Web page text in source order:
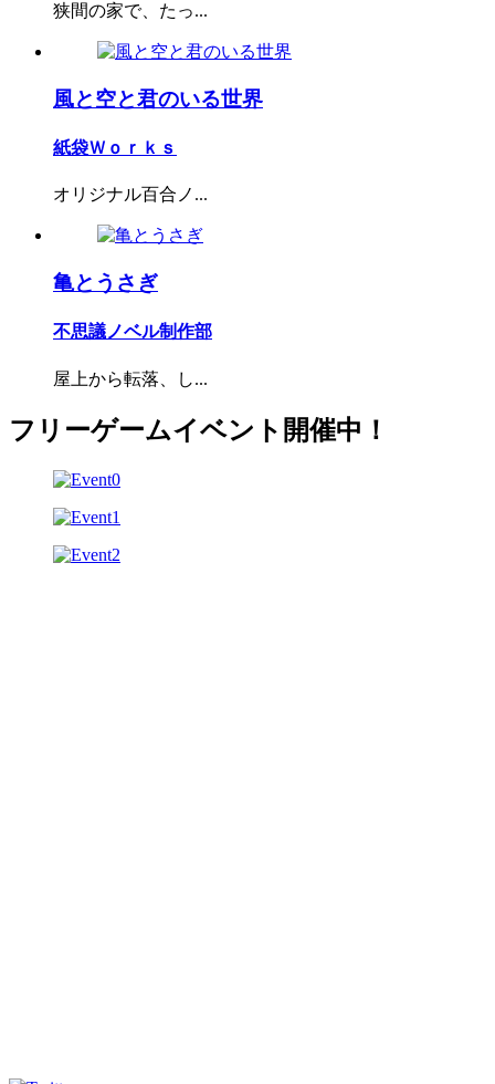
狭間の家で、たっ...
風と空と君のいる世界
紙袋Ｗｏｒｋｓ
オリジナル百合ノ...
亀とうさぎ
不思議ノベル制作部
屋上から転落、し...
フリーゲームイベント開催中！